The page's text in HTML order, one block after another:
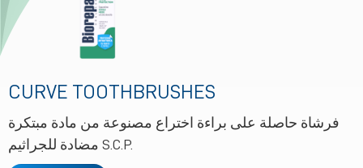
CURVE TOOTHBRUSHES
فرشاة حاصلة على براءة اختراع مصنوعة من مادة مبتكرة
مضادة للجراثيم S.C.P.